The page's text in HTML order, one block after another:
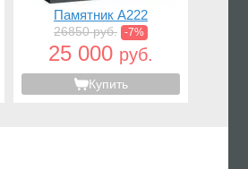
Памятник A222
26850 руб. -7%
25 000 руб.
Купить